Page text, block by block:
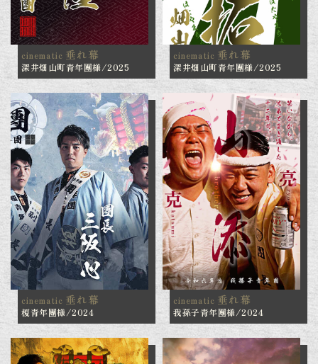
cinematic 垂れ幕
深井畑山町青年團様/2025
cinematic 垂れ幕
深井畑山町青年團様/2025
cinematic 垂れ幕
榎青年團様/2024
cinematic 垂れ幕
我孫子青年團様/2024